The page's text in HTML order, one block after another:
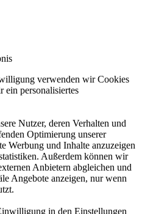
verwenden wir Cookies
ein personalisiertes
Nutzer, deren Verhalten und
Optimierung unserer
Werbung und Inhalte anzuzeigen
Außerdem können wir
Anbietern abgleichen und
Angebote anzeigen, nur wenn
in den Einstellungen